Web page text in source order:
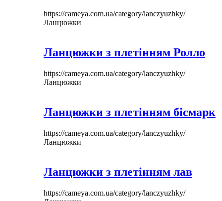
https://cameya.com.ua/category/lanczyuzhky/
Ланцюжки
Ланцюжки з плетінням Ролло
https://cameya.com.ua/category/lanczyuzhky/
Ланцюжки
Ланцюжки з плетінням бісмарк
https://cameya.com.ua/category/lanczyuzhky/
Ланцюжки
Ланцюжки з плетінням лав
https://cameya.com.ua/category/lanczyuzhky/